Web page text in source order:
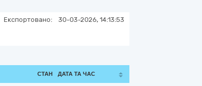
Експортовано: 30-03-2026, 14:13:53
СТАН ДАТА ТА ЧАС